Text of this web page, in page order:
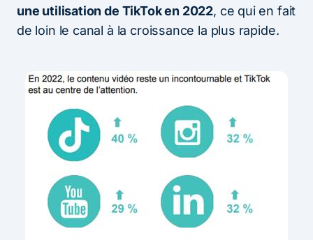
une utilisation de TikTok en 2022, ce qui en fait
de loin le canal à la croissance la plus rapide.